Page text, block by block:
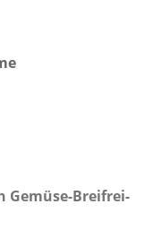
Gemüse-Breifrei-